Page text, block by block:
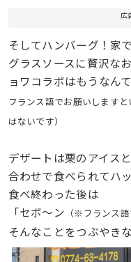
広
そしてハンバーグ！家
グラスソースに贅沢な
ョワコラボはもうなん
フランス語でお願いします
はないです）
デザートは栗のアイス
合わせで食べられてハ
食べ終わった後は
「セボ〜ン （※フランス
そんなことをつぶやき